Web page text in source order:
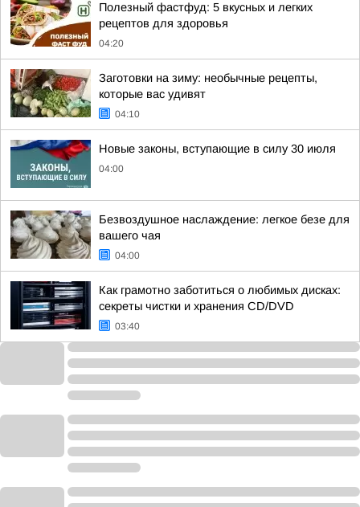
Полезный фастфуд: 5 вкусных и легких
рецептов для здоровья
04:20
Заготовки на зиму: необычные рецепты,
которые вас удивят
04:10
Новые законы, вступающие в силу 30 июля
04:00
Безвоздушное наслаждение: легкое безе для
вашего чая
04:00
Как грамотно заботиться о любимых дисках:
секреты чистки и хранения CD/DVD
03:40